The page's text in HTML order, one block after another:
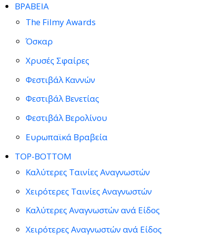
ΒΡΑΒΕΙΑ
The Filmy Awards
Όσκαρ
Χρυσές Σφαίρες
Φεστιβάλ Καννών
Φεστιβάλ Βενετίας
Φεστιβάλ Βερολίνου
Ευρωπαϊκά Βραβεία
TOP-BOTTOM
Καλύτερες Ταινίες Αναγνωστών
Χειρότερες Ταινίες Αναγνωστών
Καλύτερες Αναγνωστών ανά Είδος
Χειρότερες Αναγνωστών ανά Είδος